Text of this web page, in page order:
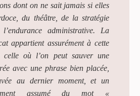
dont on ne sait jamais si elles
du théâtre, de la stratégie
administrative. La
appartient assurément à cette
où l’on peut sauver une
avec une phrase bien placée,
au dernier moment, et un
assumé du mot «